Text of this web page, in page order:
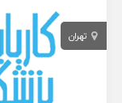
تهران